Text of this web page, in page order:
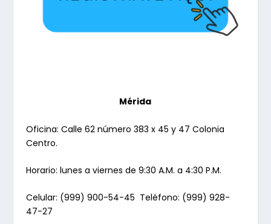
Mérida
Oficina: Calle 62 número 383 x 45 y 47 Colonia
Centro.
Horario: lunes a viernes de 9:30 A.M. a 4:30 P.M.
Celular: (999) 900-54-45 Teléfono: (999) 928-
47-27